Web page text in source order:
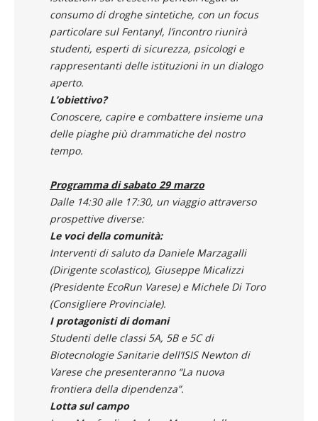
consumo di droghe sintetiche, con un focus
particolare sul Fentanyl, l’incontro riunirà
studenti, esperti di sicurezza, psicologi e
rappresentanti delle istituzioni in un dialogo
aperto.
L’obiettivo?
Conoscere, capire e combattere insieme una
delle piaghe più drammatiche del nostro
tempo.
Programma di sabato 29 marzo
Dalle 14:30 alle 17:30, un viaggio attraverso
prospettive diverse:
Le voci della comunità:
Interventi di saluto da Daniele Marzagalli
(Dirigente scolastico), Giuseppe Micalizzi
(Presidente EcoRun Varese) e Michele Di Toro
(Consigliere Provinciale).
I protagonisti di domani
Studenti delle classi 5A, 5B e 5C di
Biotecnologie Sanitarie dell’ISIS Newton di
Varese che presenteranno “La nuova
frontiera della dipendenza”.
Lotta sul campo